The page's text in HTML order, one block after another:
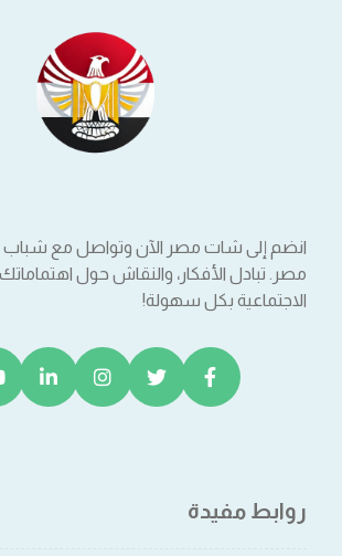
انضم إلى شات مصر الآن وتواصل مع شباب
مصر. تبادل الأفكار، والنقاش حول
الاجتماعية بكل سهولة!
روابط مفيدة